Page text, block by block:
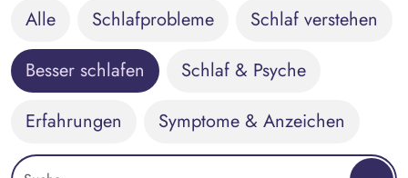
Alle Schlafprobleme
Schlaf verstehen
Besser schlafen
Schlaf & Psyche
Erfahrungen
Symptome & Anzeichen